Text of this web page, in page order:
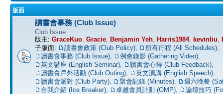
版面
讀書會事務 (Club Issue)
Club Issue
版主: GraceKuo Gracie Benjamin Yeh Harris1984, kevinliu
子版面:
讀書會政策 (Club Policy) 所有行程 (All Schedules)
讀書會事務 (Club Issue)
例會錄影 (Gathering Video)
英文講座 (English Seminar)
讀書會心得 (Club Feedback)
讀書會戶外活動 (Club Outing)
英文演講 (English Speech)
讀書會派對 (Club Party)
聚會記錄 (Minutes)
週六晚餐
自我介紹 (Ice Breaker)
卓越會員計劃 (OMP) 論壇技巧